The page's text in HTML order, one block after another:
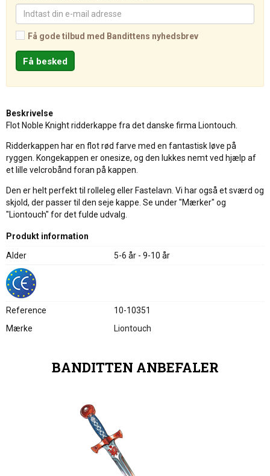
Få gode tilbud med Bandittens nyhedsbrev
Beskrivelse
Flot Noble Knight ridderkappe fra det danske firma Liontouch.
Ridderkappen har en flot rød farve med en fantastisk løve på
ryggen. Kongekappen er onesize, og den lukkes nemt ved hjælp af
et lille velcrobånd foran på kappen.
Den er helt perfekt til rolleleg eller Fastelavn. Vi har også et sværd og
skjold, der passer til den seje kappe. Se under "Mærker" og
"Liontouch" for det fulde udvalg.
Produkt information
Alder
5-6 år - 9-10 år
Reference
10-10351
Mærke
Liontouch
BANDITTEN ANBEFALER